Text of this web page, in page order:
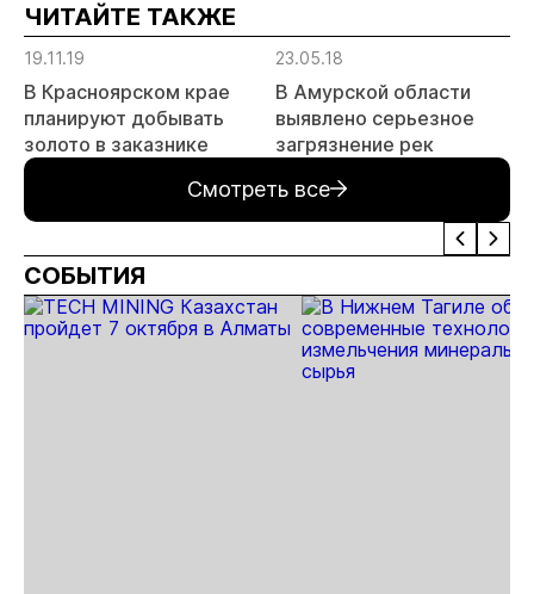
ЧИТАЙТЕ ТАКЖЕ
19.11.19
В Красноярском крае
планируют добывать
золото в заказнике
23.05.18
В Амурской области
выявлено серьезное
загрязнение рек
Смотреть все
СОБЫТИЯ